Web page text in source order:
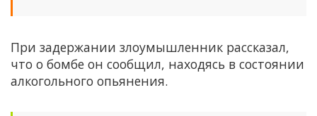
При задержании злоумышленник рассказал,
что о бомбе он сообщил, находясь в состоянии
алкогольного опьянения.